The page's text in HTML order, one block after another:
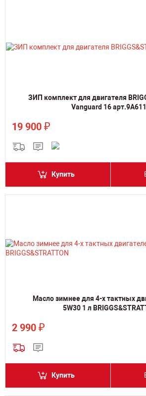
ЗИП комплект для двигателя
Vanguard 16
19 900 ₽
Купить
Масло зимнее для 4-х тактных
5W30 1 л
2 990 ₽
Купить